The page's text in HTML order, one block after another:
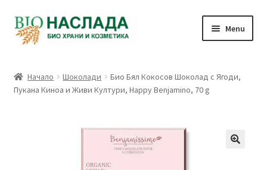
Skip
to
Skip
to
Menu
Количка
Начало Шоколади
Био Бял Кокосов Шоколад с Ягоди,
Пукана Киноа и Живи Култури, Happy Benjamino, 70 g